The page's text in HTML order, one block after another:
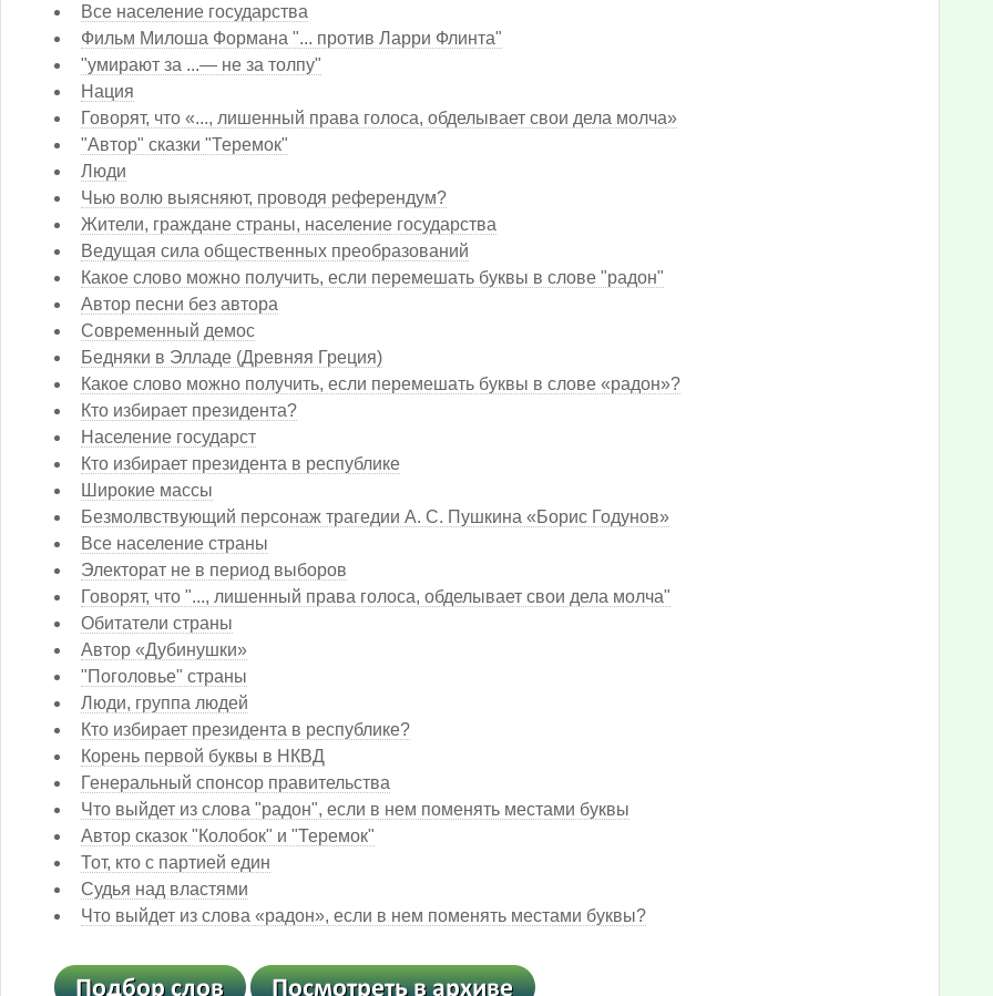
Все население государства
Фильм Милоша Формана "... против Ларри Флинта"
"умирают за ...— не за толпу"
Нация
Говорят, что «..., лишенный права голоса, обделывает свои дела молча»
"Автор" сказки "Теремок"
Люди
Чью волю выясняют, проводя референдум?
Жители, граждане страны, население государства
Ведущая сила общественных преобразований
Какое слово можно получить, если перемешать буквы в слове "радон"
Автор песни без автора
Современный демос
Бедняки в Элладе (Древняя Греция)
Какое слово можно получить, если перемешать буквы в слове «радон»?
Кто избирает президента?
Население государст
Кто избирает президента в республике
Широкие массы
Безмолвствующий персонаж трагедии А. С. Пушкина «Борис Годунов»
Все население страны
Электорат не в период выборов
Говорят, что "..., лишенный права голоса, обделывает свои дела молча"
Обитатели страны
Автор «Дубинушки»
"Поголовье" страны
Люди, группа людей
Кто избирает президента в республике?
Корень первой буквы в НКВД
Генеральный спонсор правительства
Что выйдет из слова "радон", если в нем поменять местами буквы
Автор сказок "Колобок" и "Теремок"
Тот, кто с партией един
Судья над властями
Что выйдет из слова «радон», если в нем поменять местами буквы?